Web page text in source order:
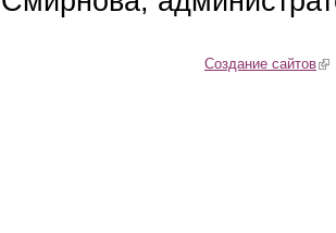
Создание сайтов